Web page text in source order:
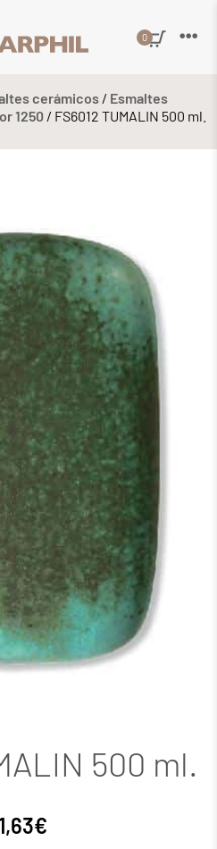
0
cerámicos / Esmaltes
1250 / FS6012 TUMALIN 500 ml.
500 ml.
€